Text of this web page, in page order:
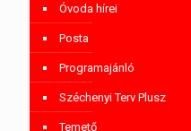
Óvoda hírei
Posta
Programajánló
Széchenyi Terv Plusz
Temető